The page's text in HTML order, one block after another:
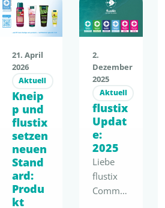
21. April
2026
Aktuell
Kneip
p und
flustix
setzen
neuen
Stand
ard:
Produ
kt
2.
Dezember
2025
Aktuell
flustix
Updat
e:
2025
Liebe
flustix
Commu